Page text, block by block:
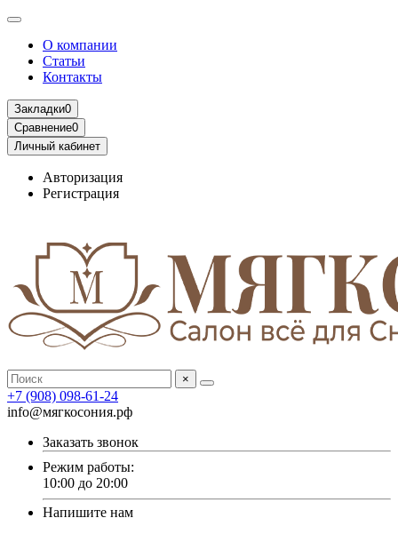
О компании
Статьи
Контакты
Закладки0
Сравнение0
Личный кабинет
Авторизация
Регистрация
×
+7 (908) 098-61-24
info@мягкосония.рф
Заказать звонок
Режим работы:
10:00 до 20:00
Напишите нам